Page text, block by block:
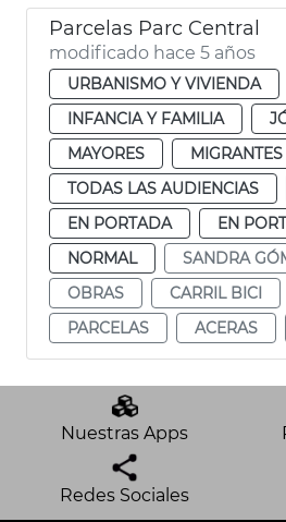
Parcelas Parc Central
modificado hace 5 años
URBANISMO Y VIVIENDA
INFANCIA Y FAMILIA
MAYORES
MIGRANTES
TODAS LAS AUDIENCIAS
EN PORTADA
EN
NORMAL
SANDRA
OBRAS
CARRIL BICI
PARCELAS
ACERAS
Nuestras Apps
Redes Sociales